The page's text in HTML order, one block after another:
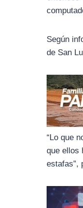
Según
de San
“Lo que
que ellos
estafas”,